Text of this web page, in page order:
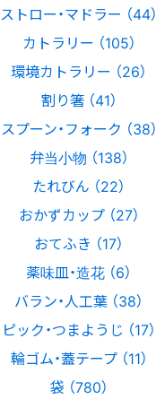
ストロー・マドラー （44）
カトラリー （105）
環境カトラリー （26）
割り箸 （41）
スプーン・フォーク （38）
弁当小物 （138）
たれびん （22）
おかずカップ （27）
おてふき （17）
薬味皿・造花 （6）
バラン・人工葉 （38）
ピック・つまようじ （17）
輪ゴム・蓋テープ （11）
袋 （780）